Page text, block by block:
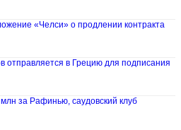
«Челси» о продлении контракта
в Грецию для подписания
за Рафинью, саудовский клуб